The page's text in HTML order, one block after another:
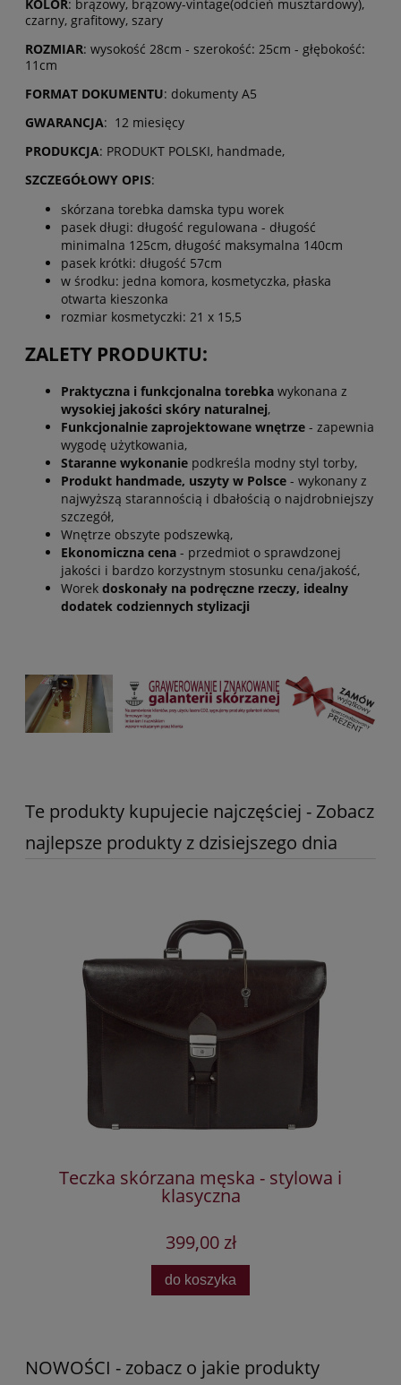
KOLOR: brązowy, brązowy-vintage(odcień musztardowy),
czarny, grafitowy, szary
ROZMIAR: wysokość 28cm - szerokość: 25cm - głębokość:
11cm
FORMAT DOKUMENTU: dokumenty A5
GWARANCJA: 12 miesięcy
PRODUKCJA: PRODUKT POLSKI, handmade,
SZCZEGÓŁOWY OPIS:
skórzana torebka damska typu worek
pasek długi: długość regulowana - długość
minimalna 125cm, długość maksymalna 140cm
pasek krótki: długość 57cm
w środku: jedna komora, kosmetyczka, płaska
otwarta kieszonka
rozmiar kosmetyczki: 21 x 15,5
ZALETY PRODUKTU:
Praktyczna i funkcjonalna torebka wykonana z
wysokiej jakości skóry naturalnej,
Funkcjonalnie zaprojektowane wnętrze - zapewnia
wygodę użytkowania,
Staranne wykonanie podkreśla modny styl torby,
Produkt handmade, uszyty w Polsce - wykonany z
najwyższą starannością i dbałością o najdrobniejszy
szczegół,
Wnętrze obszyte podszewką,
Ekonomiczna cena - przedmiot o sprawdzonej
jakości i bardzo korzystnym stosunku cena/jakość,
Worek doskonały na podręczne rzeczy, idealny
dodatek codziennych stylizacji
Te produkty kupujecie najczęściej - Zobacz
najlepsze produkty z dzisiejszego dnia
Teczka skórzana męska - stylowa i
klasyczna
399,00 zł
do koszyka
NOWOŚCI - zobacz o jakie produkty